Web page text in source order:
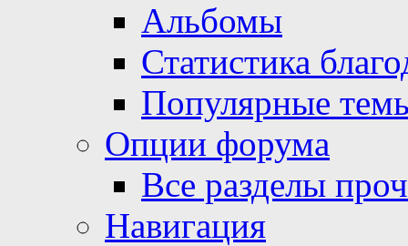
Альбомы
Статистика
Популярные
Опции форума
Все разделы
Навигация